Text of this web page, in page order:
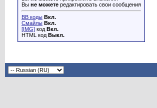
Вы не можете редактировать свои сообщения
BB коды Вкл.
Смайлы Вкл.
[IMG] код Вкл.
HTML код Выкл.